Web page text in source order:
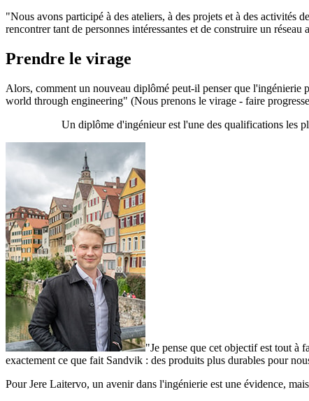
"Nous avons participé à des ateliers, à des projets et à des activités
rencontrer tant de personnes intéressantes et de construire un
Prendre le virage
Alors, comment un nouveau diplômé peut-il penser que
world through engineering" (Nous prenons le virage - faire
Un diplôme d'ingénieur est l'une des qualifications les
"Je pense que cet objectif est tout à
exactement ce que fait Sandvik : des produits plus durables pour
Pour Jere Laitervo, un avenir dans l'ingénierie est une évidence,